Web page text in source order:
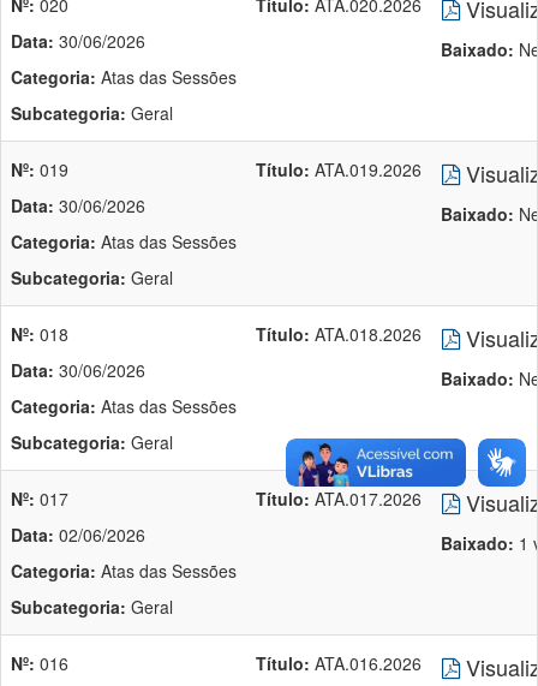
Nº: 020
Data: 30/06/2026
Categoria: Atas das Sessões
Subcategoria: Geral
Título: ATA.020.2026
Baixado:
Nº: 019
Data: 30/06/2026
Categoria: Atas das Sessões
Subcategoria: Geral
Título: ATA.019.2026
Baixado:
Nº: 018
Data: 30/06/2026
Categoria: Atas das Sessões
Subcategoria: Geral
Título: ATA.018.2026
Baixado:
Nº: 017
Data: 02/06/2026
Categoria: Atas das Sessões
Subcategoria: Geral
Título: ATA.017.2026
Baixado: 1
Nº: 016
Título: ATA.016.2026